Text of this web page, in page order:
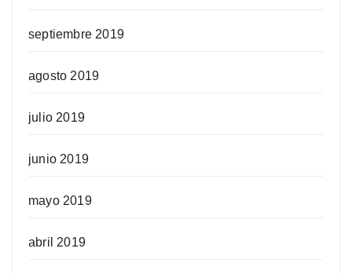
septiembre 2019
agosto 2019
julio 2019
junio 2019
mayo 2019
abril 2019